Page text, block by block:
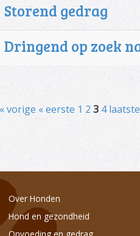
Storend gedrag
Dringend op zoek
« vorige « eerste 1 2 3 4
Over Honden
Hond en gezondheid